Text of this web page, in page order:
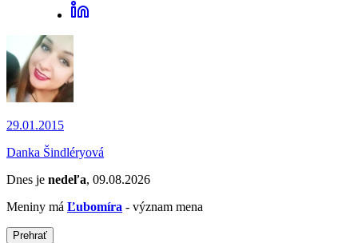
29.01.2015
Danka Šindléryová
Dnes je nedeľa, 09.08.2026
Meniny má Ľubomíra - význam mena
Prehrať